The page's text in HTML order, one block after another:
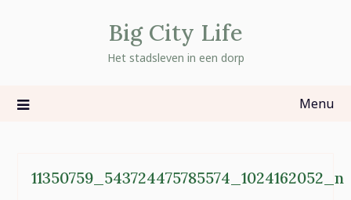
Big City Life
Het stadsleven in een dorp
Menu
11350759_543724475785574_1024162052_n